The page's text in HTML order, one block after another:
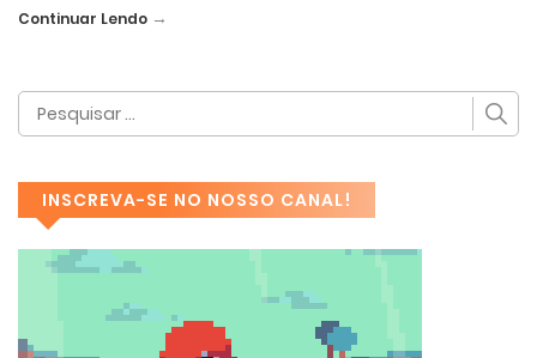
Continuar Lendo →
INSCREVA-SE NO NOSSO CANAL!